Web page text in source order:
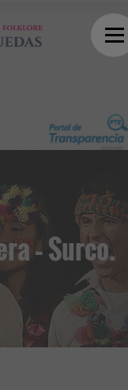
– Surco.